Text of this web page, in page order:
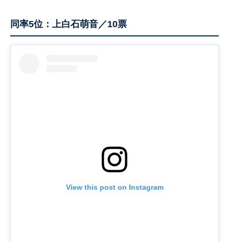
同率5位：上白石萌音／10票
View this post on Instagram